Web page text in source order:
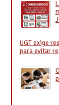
UGT exige
para evitar